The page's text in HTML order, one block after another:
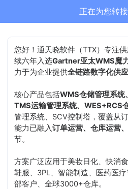
通天晓-售前客服
您好！通天晓软件（TTX）专注
续六年入选Gartner亚太WMS魔
力于为企业提供全链路数字化供
核心产品包括WMS仓储管理系统
TMS运输管理系统、WES+RCS
管理系统、SCV控制塔，覆盖从
能力已融入订单运营、仓库运营
节。
方案广泛应用于美妆日化、快消
鞋服、3PL、智能制造、医药医
部客户、全球3000+仓库。